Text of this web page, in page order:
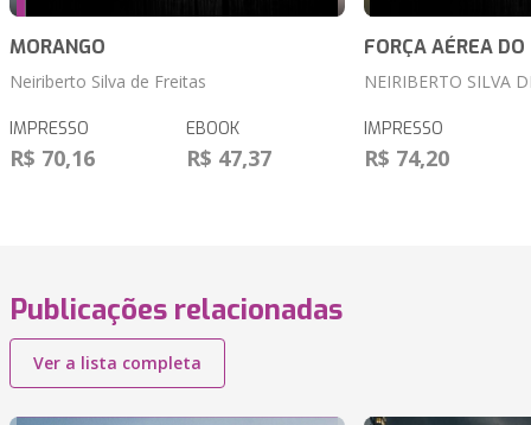
MORANGO
Neiriberto Silva de Freitas
IMPRESSO
R$ 70,16
EBOOK
R$ 47,37
FORÇA AÉREA DO
NEIRIBERTO SILVA
IMPRESSO
R$ 74,20
Publicações relacionadas
Ver a lista completa